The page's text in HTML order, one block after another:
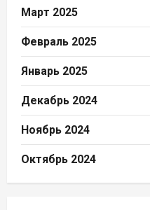
Март 2025
Февраль 2025
Январь 2025
Декабрь 2024
Ноябрь 2024
Октябрь 2024